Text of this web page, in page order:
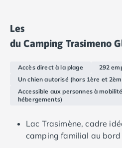
Camping Morbihan
Camping Auray
Camping Carnac
Camping La Trinité sur Mer
Camping Locmariaquer
Camping Penestin
Camping Quiberon
Camping Vannes
Camping Champagne-
Les
du Camping Trasimeno
Accès direct à la plage
292
Un chien autorisé (hors 1ère et
Accessible aux personnes à
hébergements)
Lac Trasimène, cadre
camping familial au bord